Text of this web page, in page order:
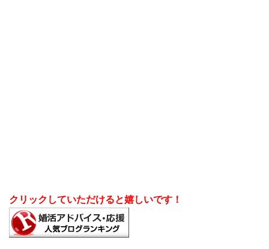
クリックしていただけると嬉しいです！